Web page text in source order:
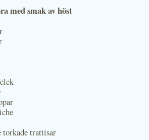
med smak av höst
torkade trattisar